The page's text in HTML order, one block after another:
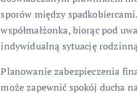
sporów między
współmałżonka, biorąc pod
indywidualną sytuację
Planowanie zabezpieczenia
może zapewnić spokój ducha